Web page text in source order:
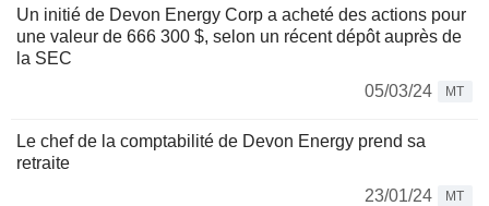
Un initié de Devon Energy Corp a acheté des actions pour
une valeur de 666 300 $, selon un récent dépôt auprès de
la SEC
05/03/24
MT
Le chef de la comptabilité de Devon Energy prend sa
retraite
23/01/24
MT